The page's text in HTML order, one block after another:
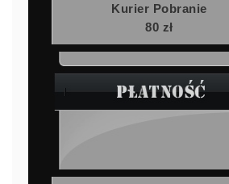
Kurier Pobranie
80 zł